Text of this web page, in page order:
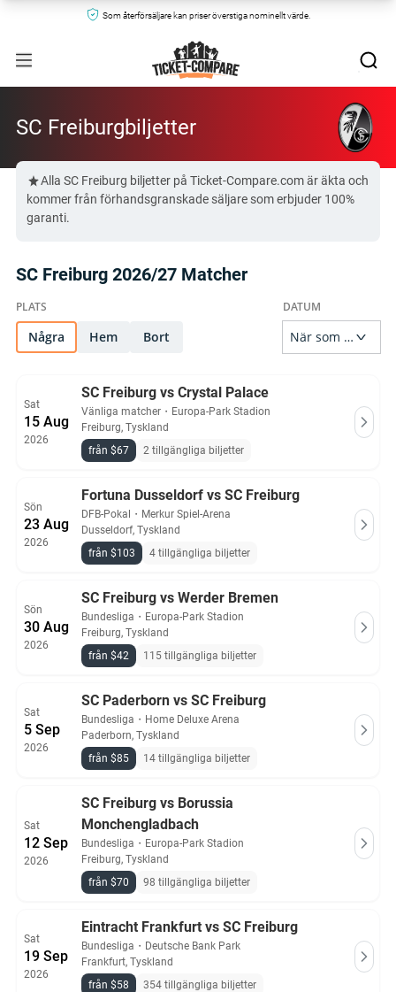
Som återförsäljare kan priser överstiga nominellt värde.
SC Freiburgbiljetter
Alla SC Freiburg biljetter på Ticket-Compare.com är äkta och
kommer från förhandsgranskade säljare som erbjuder 100%
garanti.
SC Freiburg 2026/27 Matcher
Några Hem Bort
Sat
15 Aug
2026
SC Freiburg vs Crystal Palace
Vänliga matcher ・ Europa-Park Stadion
Freiburg, Tyskland
från $67
2 tillgängliga biljetter
Sön
23 Aug
2026
Fortuna Dusseldorf vs SC Freiburg
DFB-Pokal ・ Merkur Spiel-Arena
Dusseldorf, Tyskland
från $103
4 tillgängliga biljetter
Sön
30 Aug
2026
SC Freiburg vs Werder Bremen
Bundesliga ・ Europa-Park Stadion
Freiburg, Tyskland
från $42
115 tillgängliga biljetter
Sat
5 Sep
2026
SC Paderborn vs SC Freiburg
Bundesliga ・ Home Deluxe Arena
Paderborn, Tyskland
från $85
14 tillgängliga biljetter
Sat
12 Sep
2026
SC Freiburg vs Borussia
Monchengladbach
Bundesliga ・ Europa-Park Stadion
Freiburg, Tyskland
från $70
98 tillgängliga biljetter
Sat
19 Sep
2026
Eintracht Frankfurt vs SC Freiburg
Bundesliga ・ Deutsche Bank Park
Frankfurt, Tyskland
från $58
354 tillgängliga biljetter